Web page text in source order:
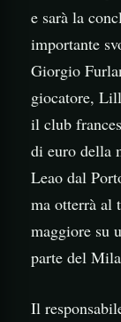
e sarà la
importante
Giorgio
giocatore,
il club
di euro della
Leao dal
ma otterrà al
maggiore su
parte del
Il